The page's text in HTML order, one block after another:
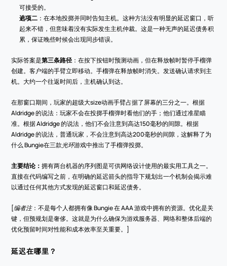
可接受的。
选项二 ：在本地投掷并同时告知主机。这种方法没有明显的延迟窗口，听
起来不错，但意味着没有实际发生主机仲裁。这是一种无声的延迟债务积
累，保证晚些时候会出现同步错误。
实际答案是第三条路径：在按下按钮时预测动画，但在释放帧时暂停手榴弹
创建。客户端的手臂立即移动。手榴弹在释放帧时消失。发送确认请求到主
机。大约一个往返时间后，主机确认到达。
在那窗口期间，玩家的超级大size动画手臂占据了屏幕的三分之一。根据
Aldridge 的说法：玩家不会在投掷手榴弹时看他们的手；他们通过准星瞄
准。根据 Aldridge 的说法，他们不会注意到高达150毫秒的间隙。根据
Aldridge 的说法，普通玩家，不会注意到高达200毫秒的间隙，这解释了为
什么 Bungie在三款光环游戏中推出了手榴弹投掷。
主要结论：拥有两台机器的序列图是可供网络设计使用的最实用工具之一。
直接在代码编写之前，在明确的延迟箭头的指导下规划出一个机制会揭示难
以通过任何其他方式发现的延迟窗口和延迟债务。
[编者注：不是每个人都拥有像 Bungie 在 AAA 游戏中拥有的资源。优化是关
键，但预规划是奢侈。这就是为什么确保为游戏服务器、网络和整体后端的
优化预留时间对性能和成本效率至关重要。]
延迟在哪里？